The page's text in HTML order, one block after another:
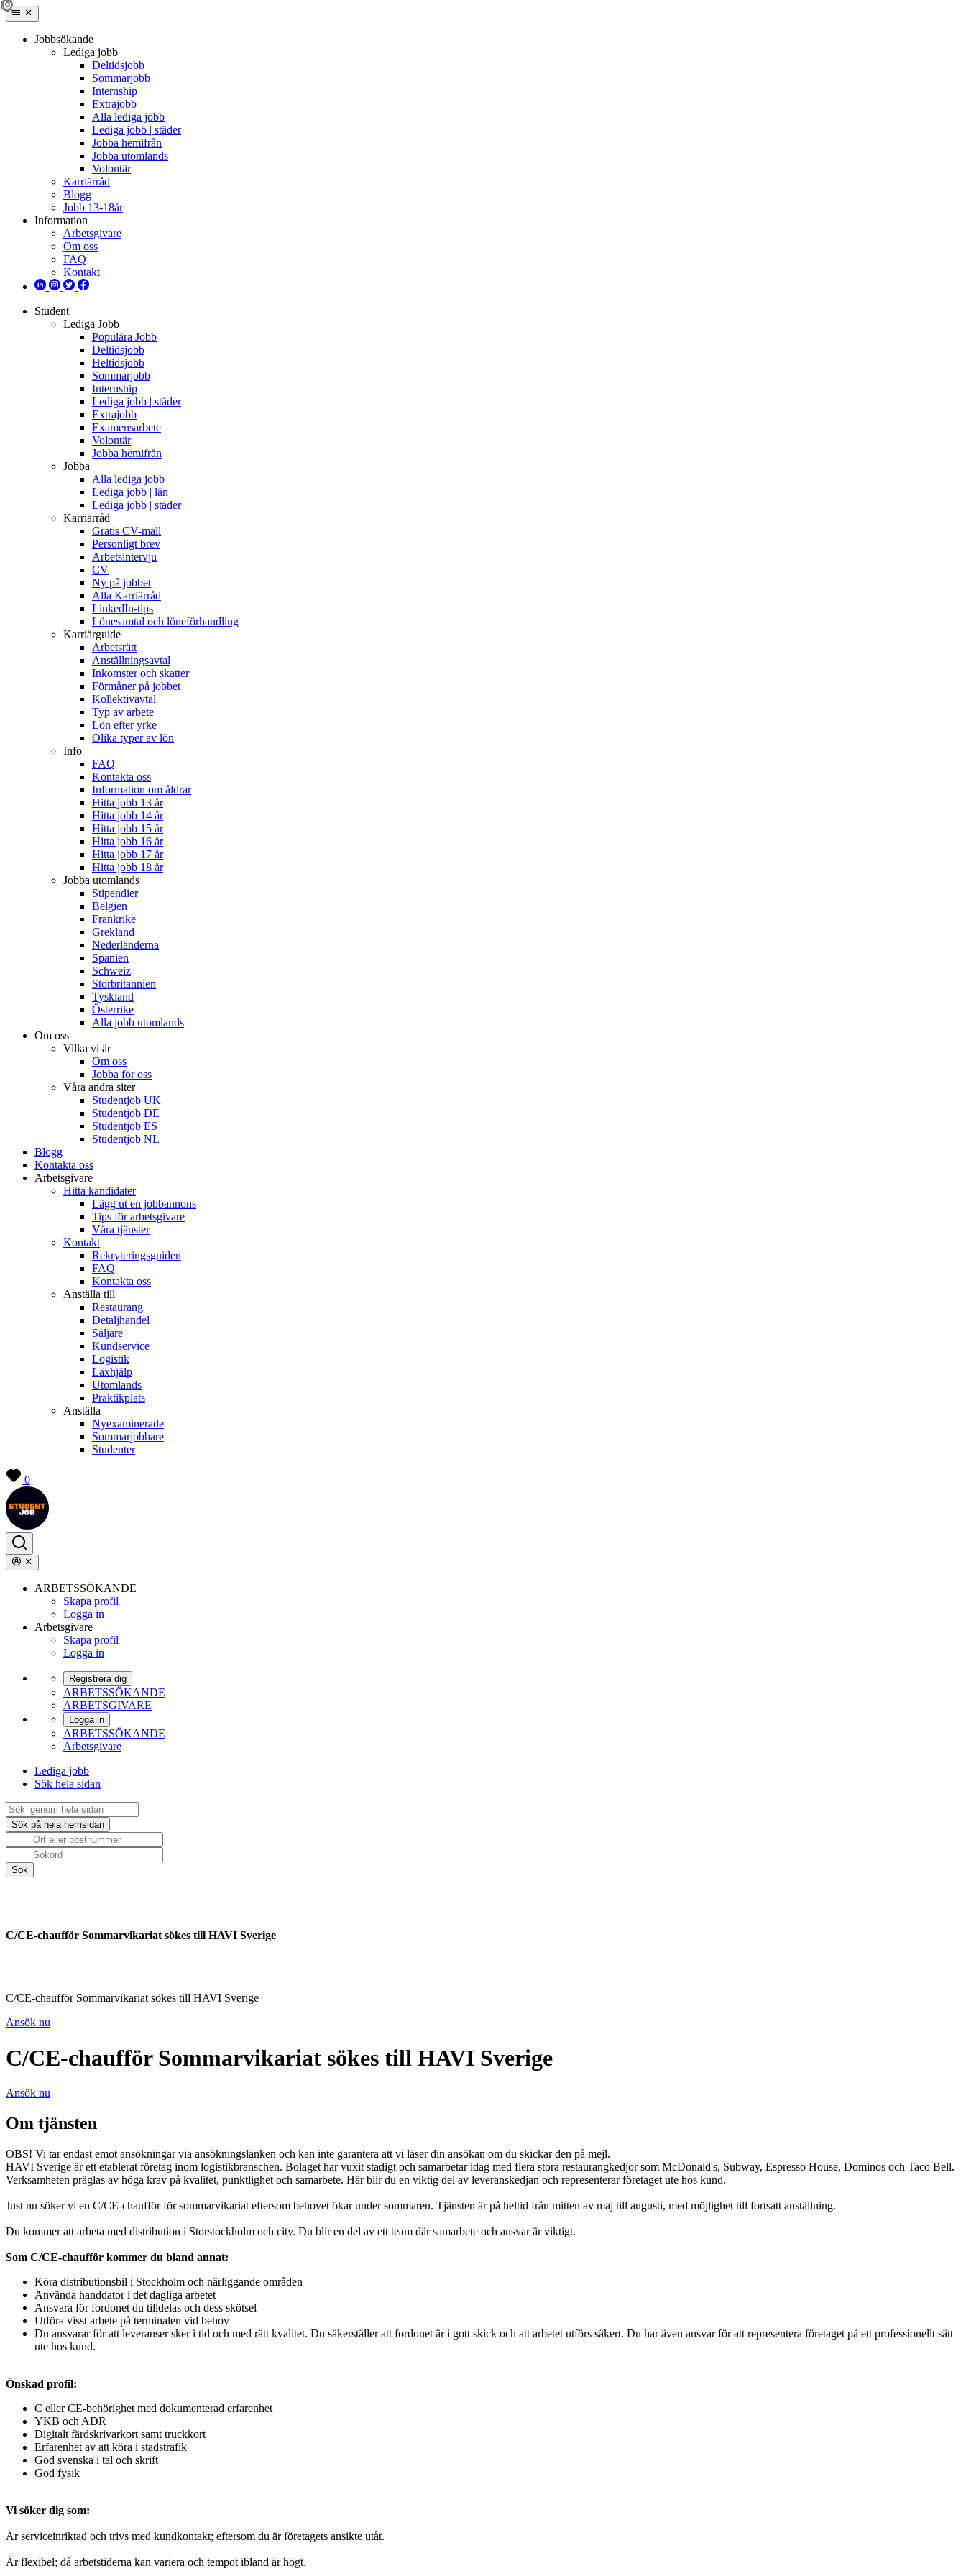
Jobbsökande
Lediga jobb
Deltidsjobb
Sommarjobb
Internship
Extrajobb
Alla lediga jobb
Lediga jobb | städer
Jobba hemifrån
Jobba utomlands
Volontär
Karriärråd
Blogg
Jobb 13-18år
Information
Arbetsgivare
Om oss
FAQ
Kontakt
Student
Lediga Jobb
Populära Jobb
Deltidsjobb
Heltidsjobb
Sommarjobb
Internship
Lediga jobb | städer
Extrajobb
Examensarbete
Volontär
Jobba hemifrån
Jobba
Alla lediga jobb
Lediga jobb | län
Lediga jobb | städer
Karriärråd
Gratis CV-mall
Personligt brev
Arbetsintervju
CV
Ny på jobbet
Alla Karriärråd
LinkedIn-tips
Lönesamtal och löneförhandling
Karriärguide
Arbetsrätt
Anställningsavtal
Inkomster och skatter
Förmåner på jobbet
Kollektivavtal
Typ av arbete
Lön efter yrke
Olika typer av lön
Info
FAQ
Kontakta oss
Information om åldrar
Hitta jobb 13 år
Hitta jobb 14 år
Hitta jobb 15 år
Hitta jobb 16 år
Hitta jobb 17 år
Hitta jobb 18 år
Jobba utomlands
Stipendier
Belgien
Frankrike
Grekland
Nederländerna
Spanien
Schweiz
Storbritannien
Tyskland
Österrike
Alla jobb utomlands
Om oss
Vilka vi är
Om oss
Jobba för oss
Våra andra siter
Studentjob UK
Studentjob DE
Studentjob ES
Studentjob NL
Blogg
Kontakta oss
Arbetsgivare
Hitta kandidater
Lägg ut en jobbannons
Tips för arbetsgivare
Våra tjänster
Kontakt
Rekryteringsguiden
FAQ
Kontakta oss
Anställa till
Restaurang
Detaljhandel
Säljare
Kundservice
Logistik
Läxhjälp
Utomlands
Praktikplats
Anställa
Nyexaminerade
Sommarjobbare
Studenter
0
ARBETSSÖKANDE
Skapa profil
Logga in
Arbetsgivare
Skapa profil
Logga in
Registrera dig
ARBETSSÖKANDE
ARBETSGIVARE
Logga in
ARBETSSÖKANDE
Arbetsgivare
Lediga jobb
Sök hela sidan
C/CE-chaufför Sommarvikariat sökes till HAVI Sverige
C/CE-chaufför Sommarvikariat sökes till HAVI Sverige
Ansök nu
C/CE-chaufför Sommarvikariat sökes till HAVI Sverige
Ansök nu
Om tjänsten
OBS! Vi tar endast emot ansökningar via ansökningslänken och kan inte garantera att vi läser din ansökan om du skickar den på mejl.
HAVI Sverige är ett etablerat företag inom logistikbranschen. Bolaget har vuxit stadigt och samarbetar idag med flera stora restaurangkedjor som McDonald's, Subway, Espresso House, Dominos och Taco Bell.
Verksamheten präglas av höga krav på kvalitet, punktlighet och samarbete. Här blir du en viktig del av leveranskedjan och representerar företaget ute hos kund.
Just nu söker vi en C/CE-chaufför för sommarvikariat eftersom behovet ökar under sommaren. Tjänsten är på heltid från mitten av maj till augusti, med möjlighet till fortsatt anställning.
Du kommer att arbeta med distribution i Storstockholm och city. Du blir en del av ett team där samarbete och ansvar är viktigt.
Som C/CE-chaufför kommer du bland annat:
Köra distributionsbil i Stockholm och närliggande områden
Använda handdator i det dagliga arbetet
Ansvara för fordonet du tilldelas och dess skötsel
Utföra visst arbete på terminalen vid behov
Du ansvarar för att leveranser sker i tid och med rätt kvalitet. Du säkerställer att fordonet är i gott skick och att arbetet utförs säkert. Du har även ansvar för att representera företaget på ett professionellt sätt
ute hos kund.
Önskad profil:
C eller CE-behörighet med dokumenterad erfarenhet
YKB och ADR
Digitalt färdskrivarkort samt truckkort
Erfarenhet av att köra i stadstrafik
God svenska i tal och skrift
God fysik
Vi söker dig som:
Är serviceinriktad och trivs med kundkontakt; eftersom du är företagets ansikte utåt.
Är flexibel; då arbetstiderna kan variera och tempot ibland är högt.